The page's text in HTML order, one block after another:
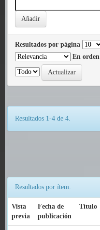
Resultados por página
En orden
Resultados 1-4 de 4.
Resultados por ítem:
Vista
previa
Fecha de
publicación
Título